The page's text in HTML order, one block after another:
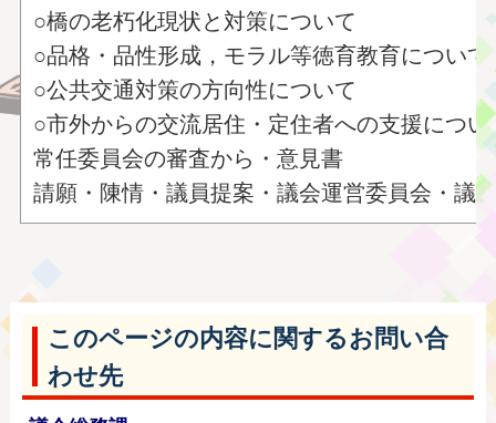
○橋の老朽化現状と対策について
○品格・品性形成，モラル等徳育教育について
○公共交通対策の方向性について
○市外からの交流居住・定住者への支援につい
常任委員会の審査から・意見書
請願・陳情・議員提案・議会運営委員会・議
このページの内容に関するお問い合
わせ先